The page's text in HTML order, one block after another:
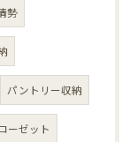
勢
パントリー収納
ーゼット